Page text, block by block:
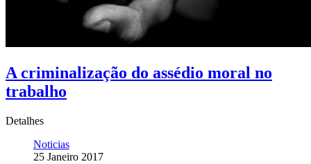
A criminalização do assédio moral no
trabalho
Detalhes
Noticias
25 Janeiro 2017